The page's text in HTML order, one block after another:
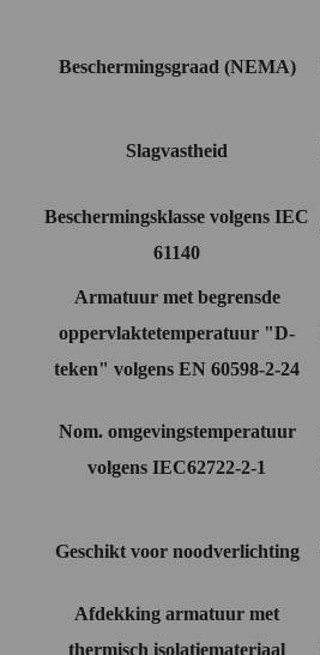
Beschermingsgraad (NEMA)
Slagvastheid
Beschermingsklasse volgens IEC
61140
Armatuur met begrensde
oppervlaktetemperatuur "D-
teken" volgens EN 60598-2-24
Nom. omgevingstemperatuur
volgens IEC62722-2-1
Geschikt voor noodverlichting
Afdekking armatuur met
thermisch isolatiemateriaal